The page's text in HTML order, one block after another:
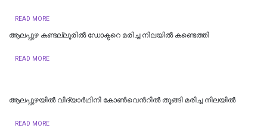
READ MORE
ആലപ്പുഴ കണ്ടല്ലൂരിൽ ഡോക്ടറെ മരിച്ച നിലയിൽ കണ്ടെത്തി
READ MORE
ആലപ്പുഴയില്‍ വിദ്യാര്‍ഥിനി കോണ്‍വെന്‍റില്‍ തൂങ്ങി മരിച്ച നിലയില്‍
READ MORE